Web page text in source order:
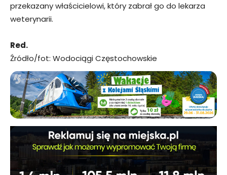
przekazany właścicielowi, który zabrał go do lekarza
weterynarii.
Red.
Źródło/fot: Wodociągi Częstochowskie